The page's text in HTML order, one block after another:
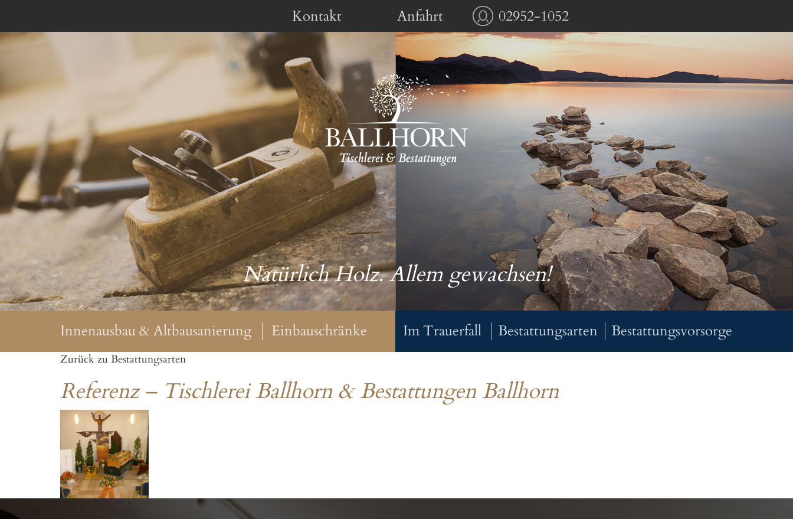
Kontakt Anfahrt 02952-1052
Natürlich Holz. Allem gewachsen!
Innenausbau & Altbausanierung Einbauschränke Im Trauerfall Bestattungsarten Bestattungsvorsorge
Zurück zu Bestattungsarten
Referenz – Tischlerei Ballhorn & Bestattungen Ballhorn